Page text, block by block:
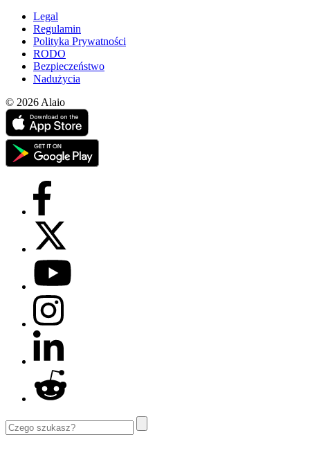
Legal
Regulamin
Polityka Prywatności
RODO
Bezpieczeństwo
Nadużycia
© 2026 Alaio